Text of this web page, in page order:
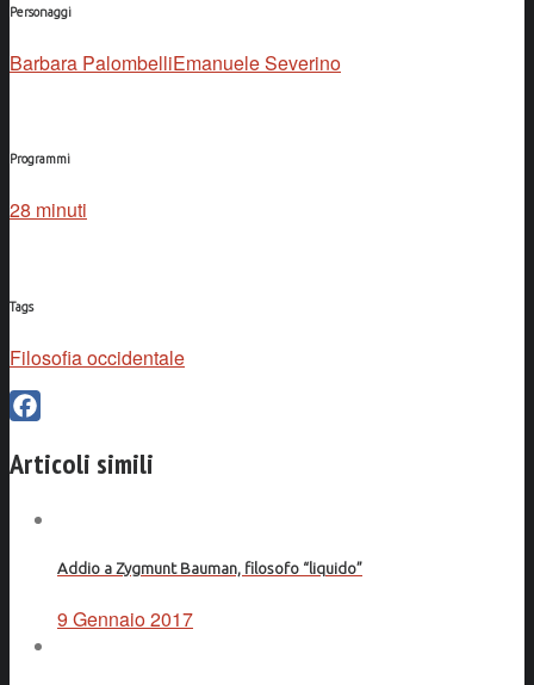
Personaggi
Barbara PalombelliEmanuele Severino
Programmi
28 minuti
Tags
Filosofia occidentale
Articoli simili
Addio a Zygmunt Bauman, filosofo “liquido”
9 Gennaio 2017